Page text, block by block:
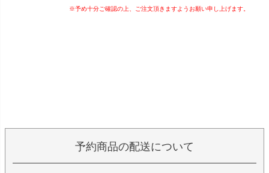
※予め十分ご確認の上、ご注文頂きますようお願い申し上げます。
予約商品の配送について